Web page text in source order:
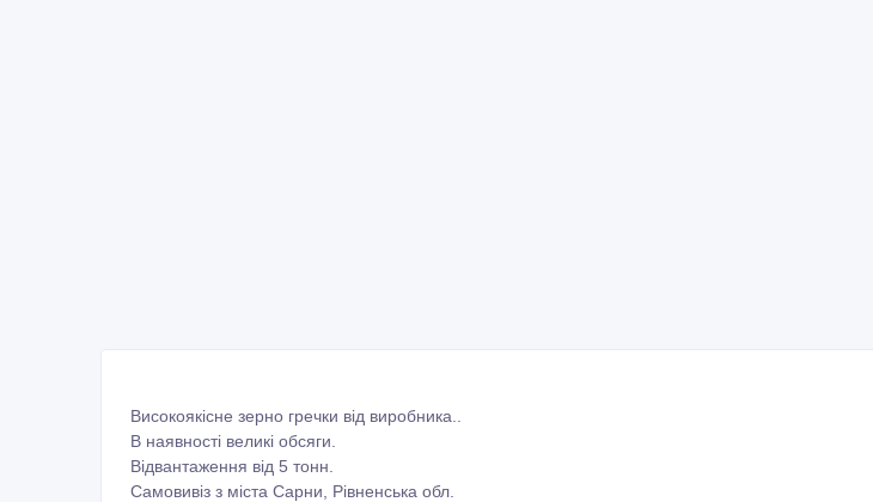
Високоякісне зерно гречки від виробника..
В наявності великі обсяги.
Відвантаження від 5 тонн.
Самовивіз з міста Сарни, Рівненська обл.